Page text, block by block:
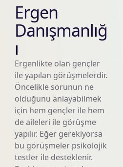
Ergen
Danışmanlığ
ı
Ergenlikte olan gençler
ile yapılan görüşmelerdir.
Öncelikle sorunun ne
olduğunu anlayabilmek
için hem gençler ile hem
de aileleri ile görüşme
yapılır. Eğer gerekiyorsa
bu görüşmeler psikolojik
testler ile desteklenir.